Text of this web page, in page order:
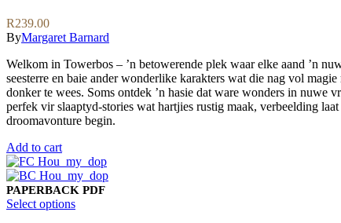
R239.00
ByMargaret Barnard
Welkom in Towerbos – ’n betowerende plek waar elke aand ’n
seesterre en baie ander wonderlike karakters wat die nag vol
donker te wees. Soms ontdek ’n hasie dat ware wonders in nuwe
perfek vir slaaptyd-stories wat hartjies rustig maak, verbeelding
droomavonture begin.
Add to cart
PAPERBACK PDF
Select optionsThis